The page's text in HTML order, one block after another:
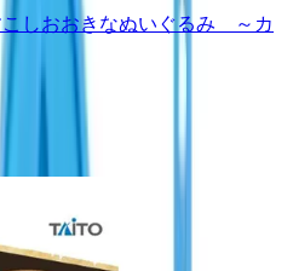
しおおきなぬいぐるみ ～カ